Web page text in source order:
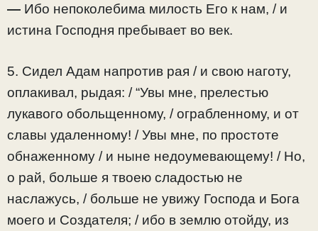
— Ибо непоколебима милость Его к нам, / и
истина Господня пребывает во век.
5. Сидел Адам напротив рая / и свою наготу,
оплакивал, рыдая: / “Увы мне, прелестью
лукавого обольщенному, / ограбленному, и от
славы удаленному! / Увы мне, по простоте
обнаженному / и ныне недоумевающему! / Но,
о рай, больше я твоею сладостью не
наслажусь, / больше не увижу Господа и Бога
моего и Создателя; / ибо в землю отойду, из